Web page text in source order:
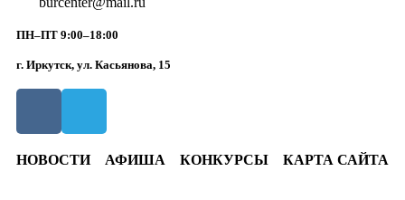
ПН–ПТ 9:00–18:00
г. Иркутск, ул. Касьянова, 15
НОВОСТИ АФИША КОНКУРСЫ КАРТА САЙТА